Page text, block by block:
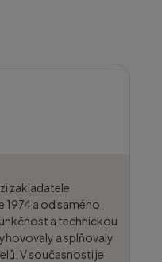
zakladatele
1974 a od samého
a technickou
a splňovaly
V současnosti je